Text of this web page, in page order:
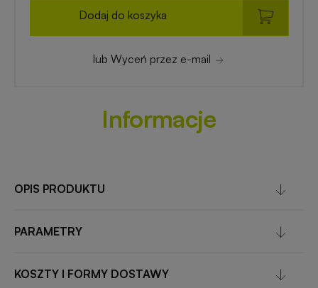
Dodaj do koszyka
lub Wyceń przez e-mail
Informacje
OPIS PRODUKTU
PARAMETRY
KOSZTY I FORMY DOSTAWY